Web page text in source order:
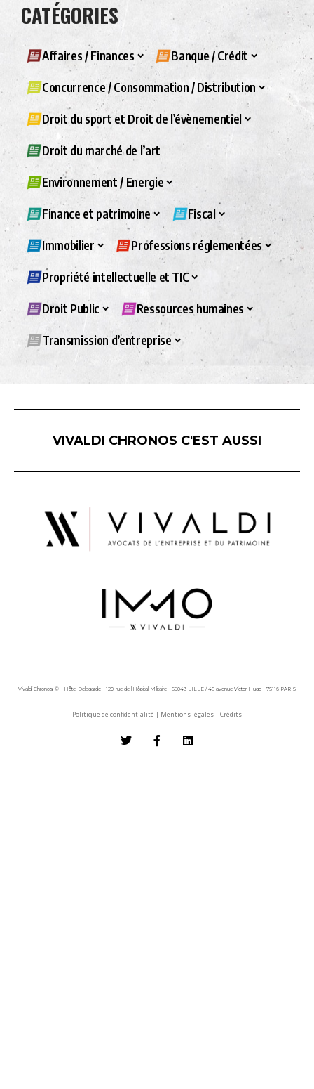
CATÉGORIES
Affaires / Finances Banque / Crédit
Concurrence / Consommation / Distribution
Droit du sport et Droit de l’évènementiel
Droit du marché de l’art
Environnement / Energie
Finance et patrimoine Fiscal
Immobilier Professions réglementées
Propriété intellectuelle et TIC
Droit Public Ressources humaines
Transmission d’entreprise
VIVALDI CHRONOS C'EST AUSSI
Vivaldi Chronos © - Hôtel Delagarde - 120, rue de l'Hôpital Militaire - 59043 LILLE / 45 avenue Victor Hugo - 75116 PARIS
Politique de confidentialité | Mentions légales | Crédits